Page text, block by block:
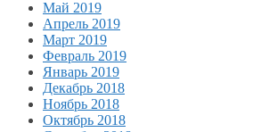
Май 2019
Апрель 2019
Март 2019
Февраль 2019
Январь 2019
Декабрь 2018
Ноябрь 2018
Октябрь 2018